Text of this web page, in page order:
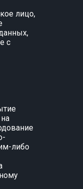
лицо,
с
либо